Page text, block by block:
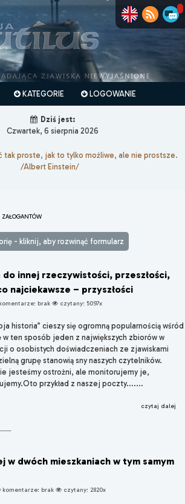
KATEGORIE LOGOWANIE
Dziś jest:
Czwartek, 6 sierpnia 2026
tak proste, jak to tylko możliwe, ale nie prostsze.
/Albert Einstein/
ZAŁOGANTÓW
- kliknij, aby rozwinąć formularz
do innej rzeczywistości, przeszłości,
najciekawsze – przyszłości
komentarze: brak czytany: 5097x
historia” cieszy się ogromną popularnością wśród
w ten sposób jeden z największych zbiorów w
o osobistych doświadczeniach ze zjawiskami
grupę stanowią sny naszych czytelników.
jesteśmy ostrożni, ale monitorujemy je,
przykład z naszej poczty.......
czytaj dalej
w dwóch mieszkaniach w tym samym
komentarze: brak czytany: 2820x